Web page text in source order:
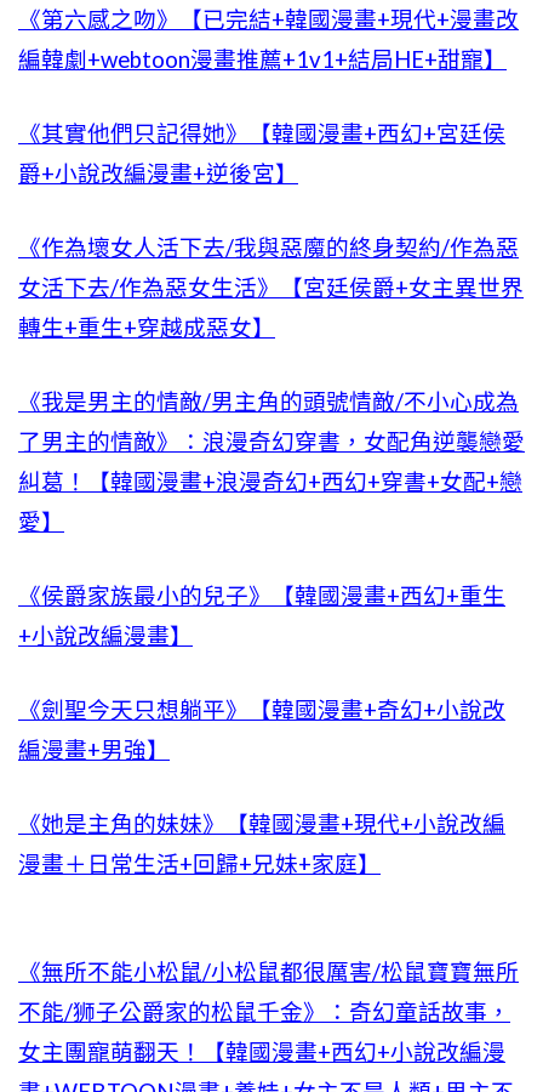
《第六感之吻》【已完結+韓國漫畫+現代+漫畫改
編韓劇+webtoon漫畫推薦+1v1+結局HE+甜寵】
《其實他們只記得她》【韓國漫畫+西幻+宮廷侯
爵+小說改編漫畫+逆後宮】
《作為壞女人活下去/我與惡魔的終身契約/作為惡
女活下去/作為惡女生活》【宮廷侯爵+女主異世界
轉生+重生+穿越成惡女】
《我是男主的情敵/男主角的頭號情敵/不小心成為
了男主的情敵》：浪漫奇幻穿書，女配角逆襲戀愛
糾葛！【韓國漫畫+浪漫奇幻+西幻+穿書+女配+戀
愛】
《侯爵家族最小的兒子》【韓國漫畫+西幻+重生
+小說改編漫畫】
《劍聖今天只想躺平》【韓國漫畫+奇幻+小說改
編漫畫+男強】
《她是主角的妹妹》【韓國漫畫+現代+小說改編
漫畫＋日常生活+回歸+兄妹+家庭】
《無所不能小松鼠/小松鼠都很厲害/松鼠寶寶無所
不能/狮子公爵家的松鼠千金》：奇幻童話故事，
女主團寵萌翻天！【韓國漫畫+西幻+小說改編漫